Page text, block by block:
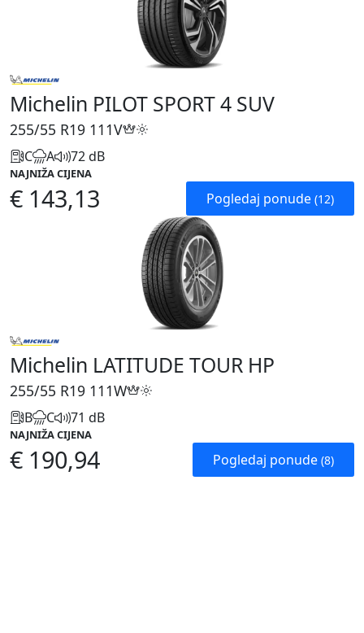
Michelin PILOT SPORT 4 SUV
255/55 R19 111V
C A 72 dB
NAJNIŽA CIJENA
€ 143,13 Pogledaj ponude (12)
Michelin LATITUDE TOUR HP
255/55 R19 111W
B C 71 dB
NAJNIŽA CIJENA
€ 190,94 Pogledaj ponude (8)